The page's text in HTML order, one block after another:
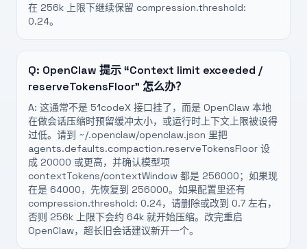
在 256k 上限下继续保留 compression.threshold:
0.24。
Q: OpenClaw 提示 “Context limit exceeded /
reserveTokensFloor” 怎么办？
A: 这通常不是 51codeX 接口挂了，而是 OpenClaw 本地
在做会话压缩时预留缓冲太小，或运行时上下文上限被设得
过低。请到 ~/.openclaw/openclaw.json 里把
agents.defaults.compaction.reserveTokensFloor 设
成 20000 或更高，并确认模型项
contextTokens/contextWindow 都是 256000；如果现
在是 64000，先恢复到 256000。如果配置里还有
compression.threshold: 0.24，请删除或改到 0.7 左右，
否则 256k 上限下会约 64k 就开始压缩。改完重启
OpenClaw，超长旧会话建议新开一个。